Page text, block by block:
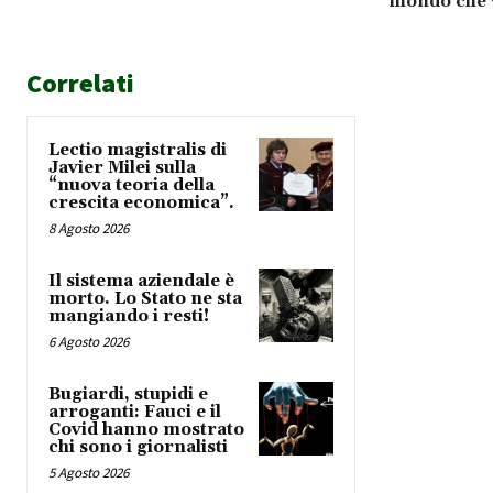
Correlati
Lectio magistralis di
Javier Milei sulla
“nuova teoria della
crescita economica”.
8 Agosto 2026
Il sistema aziendale è
morto. Lo Stato ne sta
mangiando i resti!
6 Agosto 2026
Bugiardi, stupidi e
arroganti: Fauci e il
Covid hanno mostrato
chi sono i giornalisti
5 Agosto 2026